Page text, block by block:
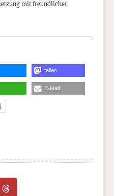
mit freundlicher
teilen
E-Mail